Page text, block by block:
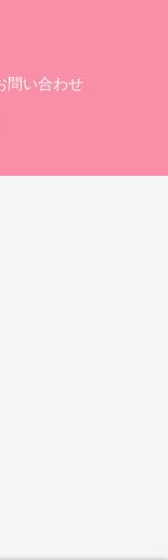
問い合わせ